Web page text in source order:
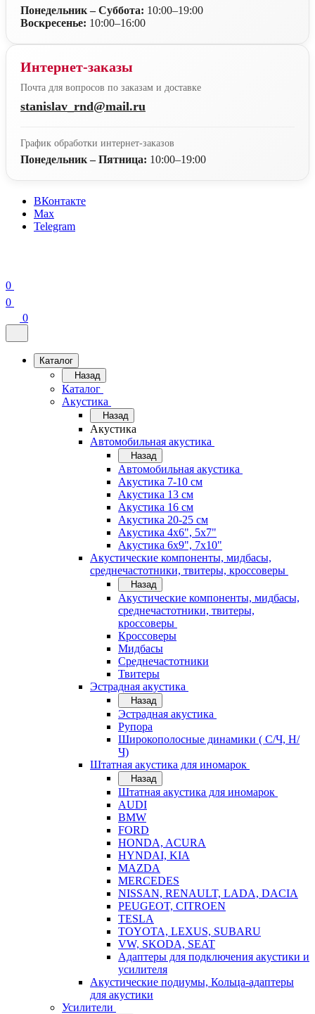
Понедельник – Суббота: 10:00–19:00
Воскресенье: 10:00–16:00
Интернет-заказы
Почта для вопросов по заказам и доставке
stanislav_rnd@mail.ru
График обработки интернет-заказов
Понедельник – Пятница: 10:00–19:00
ВКонтакте
Max
Telegram
0
0
0
Каталог
Назад
Каталог
Акустика
Назад
Акустика
Автомобильная акустика
Назад
Автомобильная акустика
Акустика 7-10 см
Акустика 13 см
Акустика 16 см
Акустика 20-25 см
Акустика 4х6", 5х7"
Акустика 6х9", 7х10"
Акустические компоненты, мидбасы,
среднечастотники, твитеры, кроссоверы
Назад
Акустические компоненты, мидбасы,
среднечастотники, твитеры,
кроссоверы
Кроссоверы
Мидбасы
Среднечастотники
Твитеры
Эстрадная акустика
Назад
Эстрадная акустика
Рупора
Широкополосные динамики ( С/Ч, Н/
Ч)
Штатная акустика для иномарок
Назад
Штатная акустика для иномарок
AUDI
BMW
FORD
HONDA, ACURA
HYNDAI, KIA
MAZDA
MERCEDES
NISSAN, RENAULT, LADA, DACIA
PEUGEOT, CITROEN
TESLA
TOYOTA, LEXUS, SUBARU
VW, SKODA, SEAT
Адаптеры для подключения акустики и
усилителя
Акустические подиумы, Кольца-адаптеры
для акустики
Усилители